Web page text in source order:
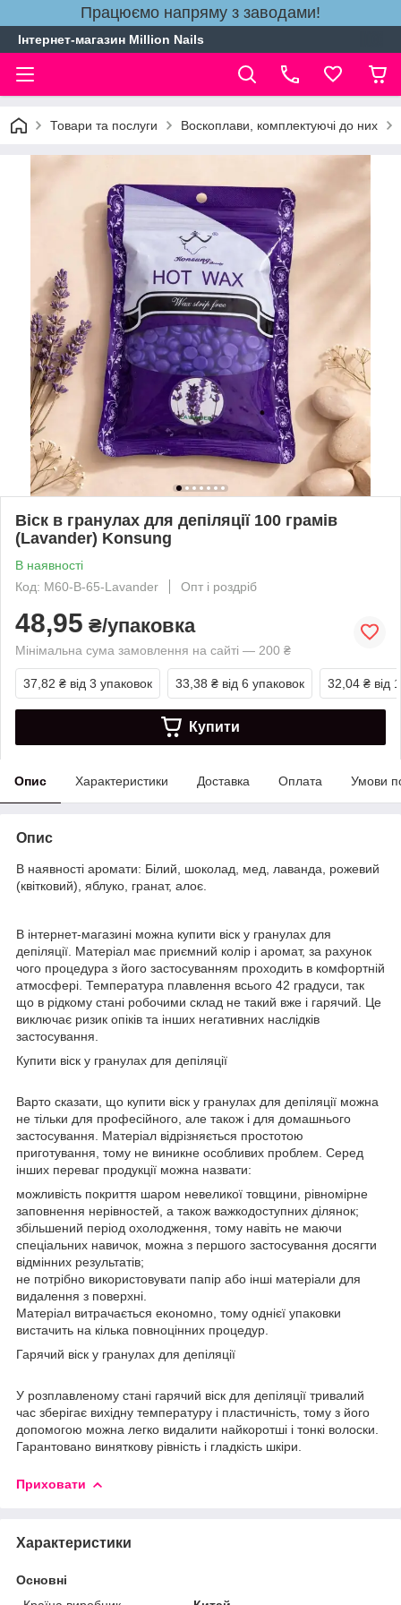
Працюємо напряму з заводами!
Інтернет-магазин Million Nails
Товари та послуги Воскоплави, комплектуючі до них
Віск в гранулах для депіляції 100 грамів
(Lavander) Konsung
В наявності
Код: M60-B-65-Lavander
Опт і роздріб
48,95 ₴/упаковка
Мінімальна сума замовлення на сайті — 200 ₴
37,82 ₴ від 3 упаковок 33,38 ₴ від 6 упаковок 32,04 ₴ від
Купити
Опис Характеристики Доставка Оплата Умови
Опис
В наявності аромати: Білий, шоколад, мед, лаванда, рожевий
(квітковий), яблуко, гранат, алоє.
В інтернет-магазині можна купити віск у гранулах для
депіляції. Матеріал має приємний колір і аромат, за рахунок
чого процедура з його застосуванням проходить в комфортній
атмосфері. Температура плавлення всього 42 градуси, так
що в рідкому стані робочими склад не такий вже і гарячий. Це
виключає ризик опіків та інших негативних наслідків
застосування.
Купити віск у гранулах для депіляції
Варто сказати, що купити віск у гранулах для депіляції можна
не тільки для професійного, але також і для домашнього
застосування. Матеріал відрізняється простотою
приготування, тому не виникне особливих проблем. Серед
інших переваг продукції можна назвати:
можливість покриття шаром невеликої товщини, рівномірне
заповнення нерівностей, а також важкодоступних ділянок;
збільшений період охолодження, тому навіть не маючи
спеціальних навичок, можна з першого застосування досягти
відмінних результатів;
не потрібно використовувати папір або інші матеріали для
видалення з поверхні.
Матеріал витрачається економно, тому однієї упаковки
вистачить на кілька повноцінних процедур.
Гарячий віск у гранулах для депіляції
У розплавленому стані гарячий віск для депіляції тривалий
час зберігає вихідну температуру і пластичність, тому з його
допомогою можна легко видалити найкоротші і тонкі волоски.
Гарантовано виняткову рівність і гладкість шкіри.
Приховати
Характеристики
Основні